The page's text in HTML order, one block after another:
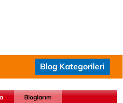
Blog Kategorileri
Bloglarım